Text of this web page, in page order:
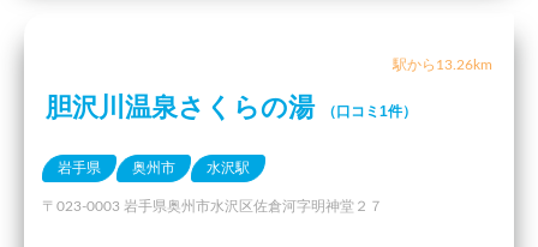
駅から13.26km
胆沢川温泉さくらの湯 （口コミ1件）
岩手県 奥州市 水沢駅
〒023-0003 岩手県奥州市水沢区佐倉河字明神堂２７